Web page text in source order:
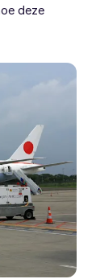
deze